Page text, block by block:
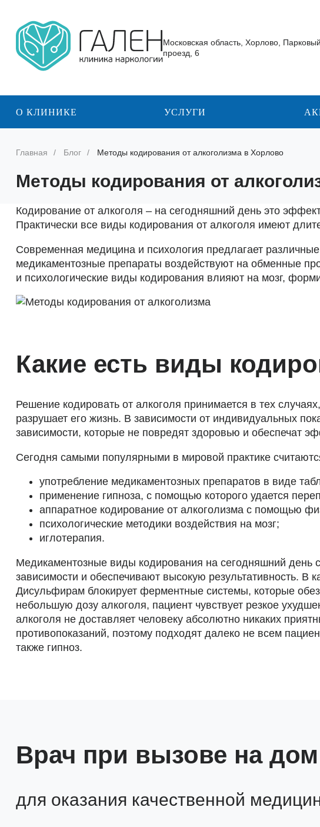
Московская область, Хорлово, Парковый
проезд, 6
О КЛИНИКЕ УСЛУГИ
Главная Блог Методы кодирования от алкоголизма в Хорлово
Методы кодирования от
Кодирование от алкоголя – на сегодняшний день это
Практически все виды кодирования от алкоголя имеют
Современная медицина и психология предлагает
медикаментозные препараты воздействуют на обменные
и психологические виды кодирования влияют на мозг,
Какие есть виды
Решение кодировать от алкоголя принимается в тех
разрушает его жизнь. В зависимости от индивидуальных
зависимости, которые не повредят здоровью и обеспечат
Сегодня самыми популярными в мировой практике
употребление медикаментозных препаратов в виде
применение гипноза, с помощью которого удается
аппаратное кодирование от алкоголизма с помощью
психологические методики воздействия на мозг;
иглотерапия.
Медикаментозные виды кодирования на сегодняшний день
зависимости и обеспечивают высокую результативность.
Дисульфирам блокирует ферментные системы, которые
небольшую дозу алкоголя, пациент чувствует резкое
алкоголя не доставляет человеку абсолютно никаких
противопоказаний, поэтому подходят далеко не всем
также гипноз.
Врач при вызове на
для оказания качественной